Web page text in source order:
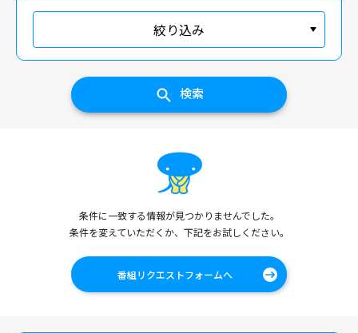
絞り込み
検索
条件に一致する情報が見つかりませんでした。
条件を変えていただくか、下記をお試しください。
番組リクエストフォームへ